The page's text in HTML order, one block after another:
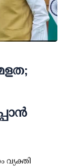
വ്യക്തി